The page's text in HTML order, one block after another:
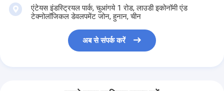
एंटेयस इंडस्ट्रियल पार्क, चुआंगये 1 रोड, लाउडी इकोनॉमी एंड
टेक्नोलॉजिकल डेवलपमेंट जोन, हुनान, चीन
अब से संपर्क करें